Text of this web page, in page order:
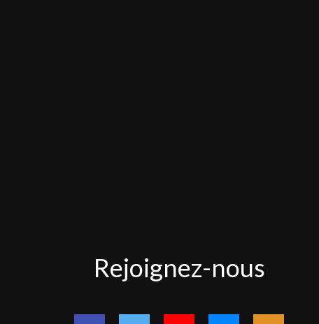
nous
Rejoignez-nous